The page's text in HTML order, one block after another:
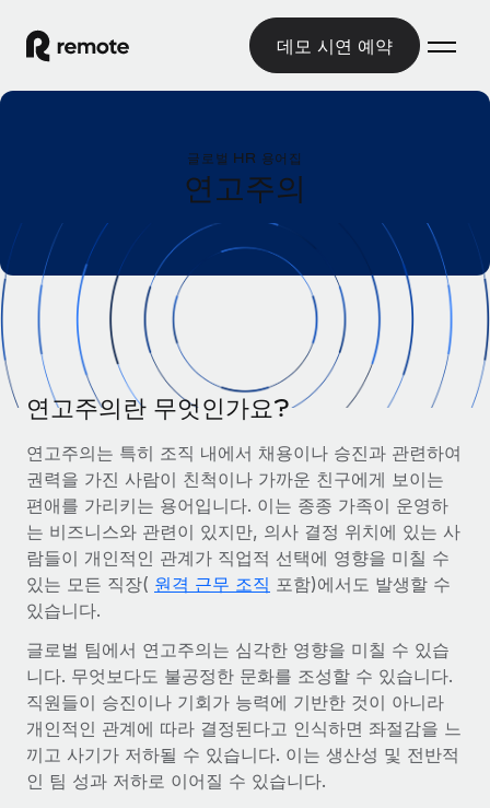
데모 시연 예약
글로벌 고용
글로벌 급여
규정을 준수하며 급여 지급을 손쉽게 처리
기록상 고용주(EOR)
법인 설립 비용 없이 전 세계로 사업을 확장
기록상 계약자
계약자 관리
전 세계 계약자의 온보딩 및 관리
PEO
복잡한 고용 업무를 아웃소싱
인프라
Remote 통합
HR을 워크플로에 매끄럽게 통합
플랫폼
팀을 위한 통합된 핵심 HR 기능
글로벌 서비스 제공
국가별 정보
국가별 글로벌 채용 지원 알아보기
미국 주별 정보
미국 모든 주 전역에서 채용 업무를 간소화
Remote와 다른 솔루션 비교
다른 업체들과 비교해보기
성장 단계
스타트업
성장하는 기업을 위한 민첩한 글로벌 HR 및 급여 솔루션
중견기업
맞춤형 HR 솔루션으로 팀 확장
엔터프라이즈
대기업을 위한 글로벌 HR
리소스
도구 및 계산기
오분류 리스크 평가 도구
국가별 직원 오분류 리스크 확인
국가별 총 인건비 계산
계약자 지급 계산기
글로벌 계약직을 위한 통화 옵션과 지급 소요 시간 확인
REMOTE와 함께 배우기
리서치 및 가이드
사례 연구
HR 용어집
체크리스트 및 템플릿
한국어
English
Nederlands
Français
Deutsch
Español
Italiano
Português (Portugal)
로그인
글로벌 HR 용어집
연고주의
연고주의란 무엇인가요?
연고주의는 특히 조직 내에서 채용이나 승진과 관련하여
권력을 가진 사람이 친척이나 가까운 친구에게 보이는
편애를 가리키는 용어입니다. 이는 종종 가족이 운영하
는 비즈니스와 관련이 있지만, 의사 결정 위치에 있는 사
람들이 개인적인 관계가 직업적 선택에 영향을 미칠 수
있는 모든 직장( 원격 근무 조직 포함)에서도 발생할 수
있습니다.
글로벌 팀에서 연고주의는 심각한 영향을 미칠 수 있습
니다. 무엇보다도 불공정한 문화를 조성할 수 있습니다.
직원들이 승진이나 기회가 능력에 기반한 것이 아니라
개인적인 관계에 따라 결정된다고 인식하면 좌절감을 느
끼고 사기가 저하될 수 있습니다. 이는 생산성 및 전반적
인 팀 성과 저하로 이어질 수 있습니다.